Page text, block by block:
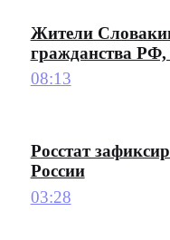
Жители
гражданства РФ,
08:13
Росстат
России
03:28